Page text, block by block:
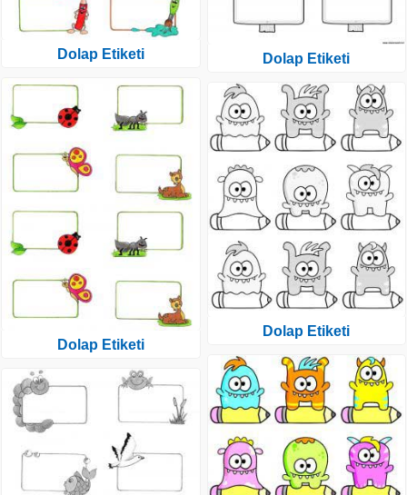
Dolap Etiketi
Dolap Etiketi
Dolap Etiketi
Dolap Etiketi